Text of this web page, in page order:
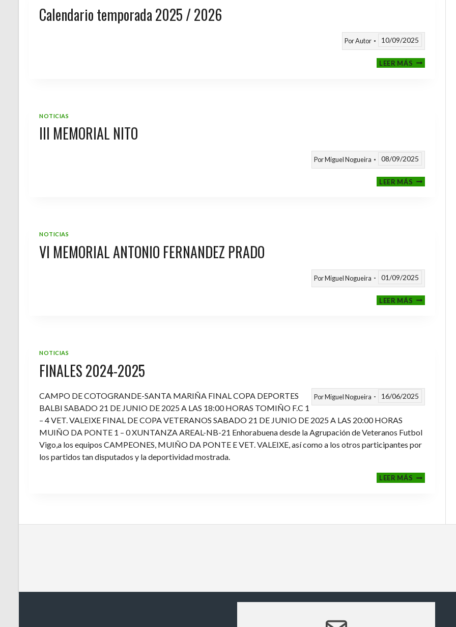
Calendario temporada 2025 / 2026
PorAutor 10/09/2025
LEER MÁSCALENDARIO
TEMPORADA
NOTICIAS
III MEMORIAL NITO
PorMiguel Nogueira 08/09/2025
LEER MÁSIII
MEMORIAL
NOTICIAS
VI MEMORIAL ANTONIO FERNANDEZ PRADO
PorMiguel Nogueira 01/09/2025
LEER MÁSVI
MEMORIAL
NOTICIAS
FINALES 2024-2025
PorMiguel Nogueira 16/06/2025
CAMPO DE COTOGRANDE-SANTA MARIÑA FINAL COPA DEPORTES
BALBI SABADO 21 DE JUNIO DE 2025 A LAS 18:00 HORAS TOMIÑO F.C 1
– 4 VET. VALEIXE FINAL DE COPA VETERANOS SABADO 21 DE JUNIO DE 2025 A LAS 20:00 HORAS
MUIÑO DA PONTE 1 – 0 XUNTANZA AREAL-NB-21 Enhorabuena desde la Agrupación de Veteranos Futbol
Vigo,a los equipos CAMPEONES, MUIÑO DA PONTE E VET. VALEIXE, así como a los otros participantes por
los partidos tan disputados y la deportividad mostrada.
LEER MÁSFINALES
2024-